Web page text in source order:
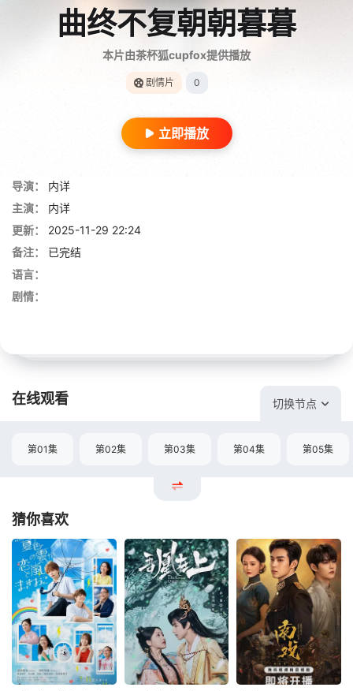
曲终不复朝朝暮暮
本片由茶杯狐cupfox提供播放
剧情片 0
立即播放
导演：
内详
主演：
内详
更新：
2025-11-29 22:24
备注：
已完结
语言：
剧情：
在线观看 切换节点
第01集 第02集 第03集 第04集 第05集
猜你喜欢